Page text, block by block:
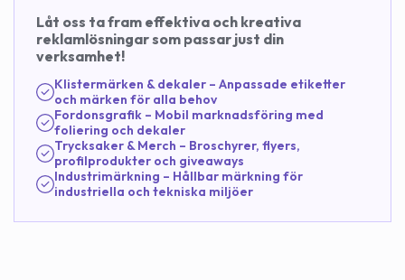
Låt oss ta fram effektiva och kreativa
reklamlösningar som passar just din
verksamhet!
Klistermärken & dekaler – Anpassade etiketter
och märken för alla behov
Fordonsgrafik – Mobil marknadsföring med
foliering och dekaler
Trycksaker & Merch – Broschyrer, flyers,
profilprodukter och giveaways
Industrimärkning – Hållbar märkning för
industriella och tekniska miljöer